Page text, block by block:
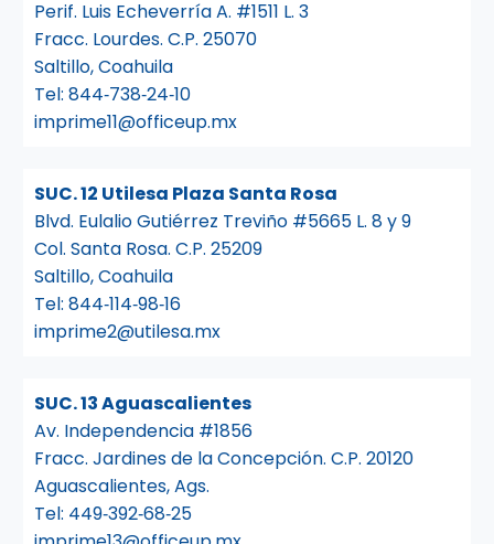
Perif. Luis Echeverría A. #1511 L. 3
Fracc. Lourdes. C.P. 25070
Saltillo, Coahuila
Tel:844‑738‑24‑10
imprime11@officeup.mx
SUC. 12 Utilesa Plaza Santa Rosa
Blvd. Eulalio Gutiérrez Treviño #5665 L. 8 y 9
Col. Santa Rosa. C.P. 25209
Saltillo, Coahuila
Tel:844‑114‑98‑16
imprime2@utilesa.mx
SUC. 13 Aguascalientes
Av. Independencia #1856
Fracc. Jardines de la Concepción. C.P. 20120
Aguascalientes, Ags.
Tel: 449‑392‑68‑25